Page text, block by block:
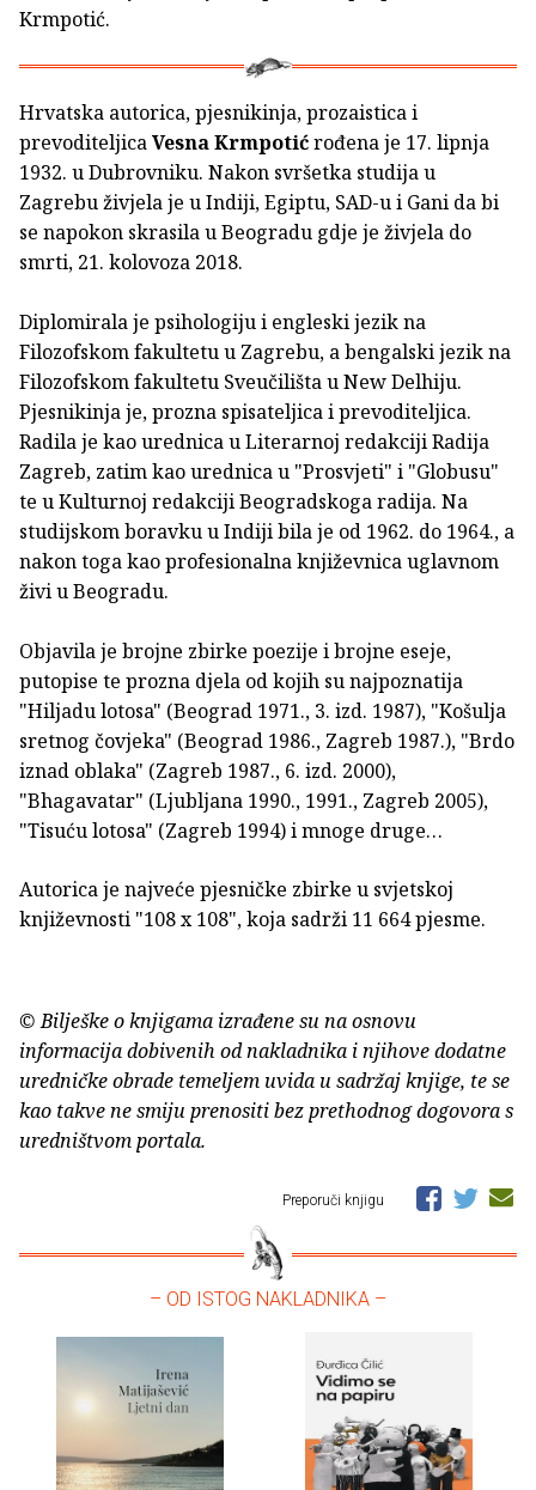
Krmpotić.
Hrvatska autorica, pjesnikinja, prozaistica i
prevoditeljicaVesna Krmpotićrođena je 17. lipnja
1932. u Dubrovniku. Nakon svršetka studija u
Zagrebu živjela je u Indiji, Egiptu, SAD-u i Gani da bi
se napokon skrasila u Beogradu gdje je živjela do
smrti, 21. kolovoza 2018.
Diplomirala je psihologiju i engleski jezik na
Filozofskom fakultetu u Zagrebu, a bengalski jezik na
Filozofskom fakultetu Sveučilišta u New Delhiju.
Pjesnikinja je, prozna spisateljica i prevoditeljica.
Radila je kao urednica u Literarnoj redakciji Radija
Zagreb, zatim kao urednica u "Prosvjeti" i "Globusu"
te u Kulturnoj redakciji Beogradskoga radija. Na
studijskom boravku u Indiji bila je od 1962. do 1964., a
nakon toga kao profesionalna književnica uglavnom
živi u Beogradu.
Objavila je brojne zbirke poezije i brojne eseje,
putopise te prozna djela od kojih su najpoznatija
"Hiljadu lotosa" (Beograd 1971., 3. izd. 1987), "Košulja
sretnog čovjeka" (Beograd 1986., Zagreb 1987.), "Brdo
iznad oblaka" (Zagreb 1987., 6. izd. 2000),
"Bhagavatar" (Ljubljana 1990., 1991., Zagreb 2005),
"Tisuću lotosa" (Zagreb 1994) i mnoge druge…
Autorica je najveće pjesničke zbirke u svjetskoj
književnosti "108 x 108", koja sadrži 11 664 pjesme.
© Bilješke o knjigama izrađene su na osnovu
informacija dobivenih od nakladnika i njihove dodatne
uredničke obrade temeljem uvida u sadržaj knjige, te se
kao takve ne smiju prenositi bez prethodnog dogovora s
uredništvom portala.
Preporuči knjigu
– OD ISTOG NAKLADNIKA –